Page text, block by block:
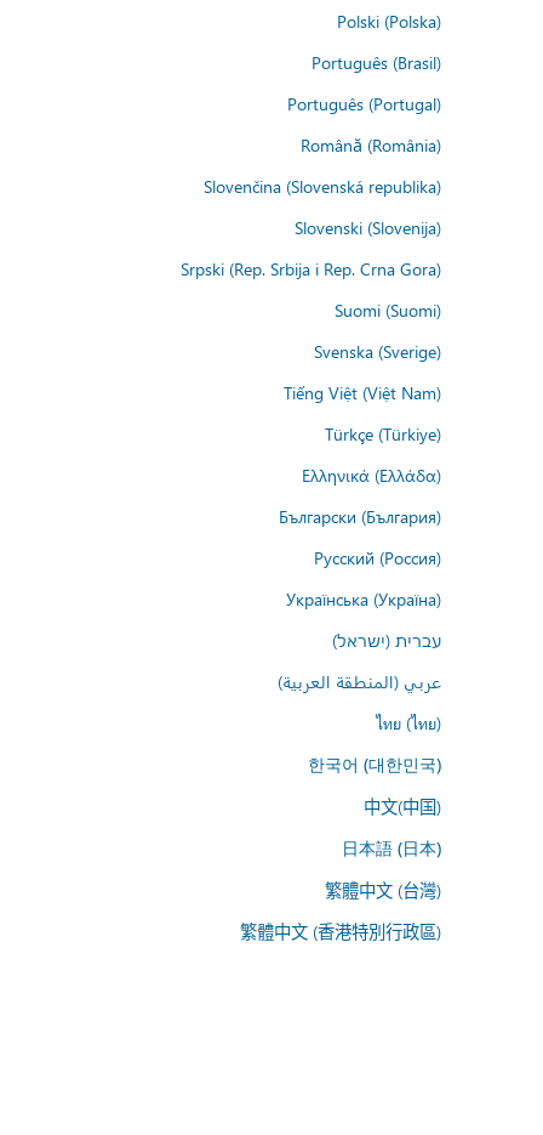
Polski (Polska)
Português (Brasil)
Português (Portugal)
Română (România)
Slovenčina (Slovenská republika)
Slovenski (Slovenija)
Srpski (Rep. Srbija i Rep. Crna Gora)
Suomi (Suomi)
Svenska (Sverige)
Tiếng Việt (Việt Nam)
Türkçe (Türkiye)
Ελληνικά (Ελλάδα)
Български (България)
Русский (Россия)
Українська (Україна)
עברית (ישראל)
عربي (المنطقة العربية)
ไทย (ไทย)
한국어 (대한민국)
中文(中国)
日本語 (日本)
繁體中文 (台灣)
繁體中文 (香港特別行政區)